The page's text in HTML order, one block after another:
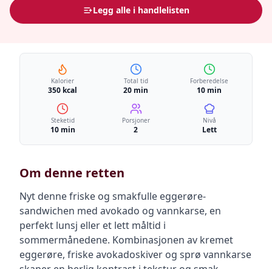
Legg alle i handlelisten
Kalorier
350 kcal
Total tid
20 min
Forberedelse
10 min
Steketid
10 min
Porsjoner
2
Nivå
Lett
Om denne retten
Nyt denne friske og smakfulle eggerøre-
sandwichen med avokado og vannkarse, en
perfekt lunsj eller et lett måltid i
sommermånedene. Kombinasjonen av kremet
eggerøre, friske avokadoskiver og sprø vannkarse